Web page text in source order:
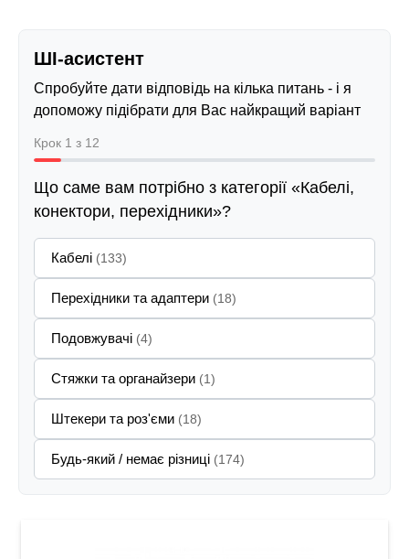
ШІ-асистент
Спробуйте дати відповідь на кілька питань - і я
допоможу підібрати для Вас найкращий варіант
Крок 1 з 12
Що саме вам потрібно з категорії «Кабелі,
конектори, перехідники»?
Кабелі (133)
Перехідники та адаптери (18)
Подовжувачі (4)
Стяжки та органайзери (1)
Штекери та роз'єми (18)
Будь-який / немає різниці (174)